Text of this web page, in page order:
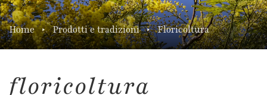
Home Prodotti e tradizioni Floricoltura
floricoltura